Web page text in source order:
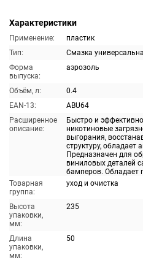
Характеристики
Применение:
пластик
Тип:
Смазка
Форма
выпуска:
аэрозоль
Объём, л:
0.4
EAN-13:
ABU64
Расширенное
описание:
Быстро и
никотиновые
выгорания,
структуру, обладает
Предназначен для
виниловых деталей
бамперов. Обладает
Товарная
группа:
уход и очистка
Высота
упаковки,
мм:
235
Длина
упаковки,
мм:
50